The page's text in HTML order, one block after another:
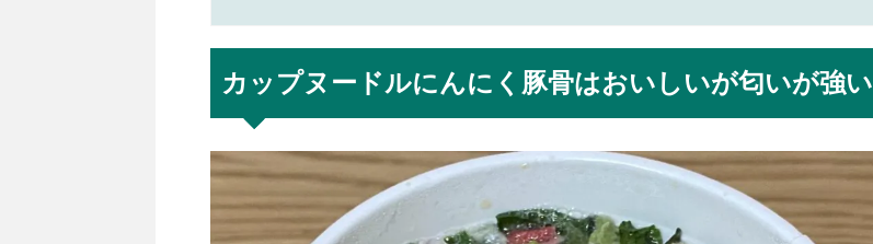
カップヌードルにんにく豚骨はおいしいが匂いが強い